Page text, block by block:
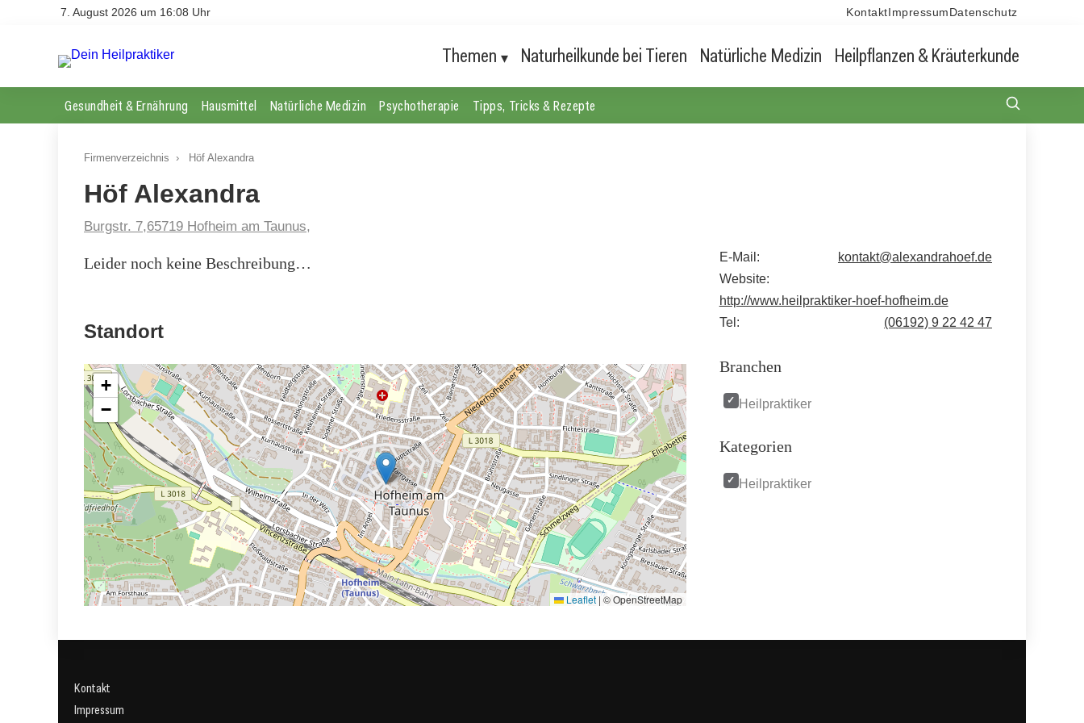
7. August 2026 um 16:08 Uhr Kontakt Impressum Datenschutz
Themen Naturheilkunde bei Tieren Natürliche Medizin Heilpflanzen & Kräuterkunde
Gesundheit & Ernährung Hausmittel Natürliche Medizin Psychotherapie Tipps, Tricks & Rezepte
Firmenverzeichnis › Höf Alexandra
Höf Alexandra
Burgstr. 7,65719 Hofheim am Taunus,
Leider noch keine Beschreibung…
Standort
+
−
Leaflet|© OpenStreetMap
E-Mail:
kontakt@alexandrahoef.de
Website:
http://www.heilpraktiker-hoef-hofheim.de
Tel:
(06192) 9 22 42 47
Branchen
Heilpraktiker
Kategorien
Heilpraktiker
Kontakt
Impressum